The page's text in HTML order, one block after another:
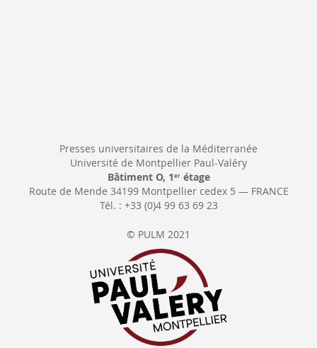
Presses universitaires de la Méditerranée
Université de Montpellier Paul-Valéry
Bâtiment O, 1 erétage
Route de Mende 34199 Montpellier cedex 5 — FRANCE
Tél. : +33 (0)4 99 63 69 23
© PULM 2021